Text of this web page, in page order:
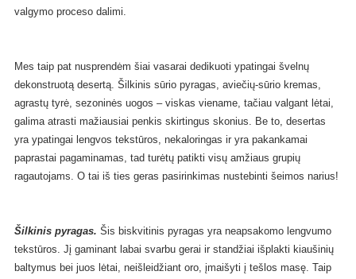
valgymo proceso dalimi.
Mes taip pat nusprendėm šiai vasarai dedikuoti ypatingai švelnų
dekonstruotą desertą. Šilkinis sūrio pyragas, aviečių-sūrio kremas,
agrastų tyrė, sezoninės uogos – viskas viename, tačiau valgant lėtai,
galima atrasti mažiausiai penkis skirtingus skonius. Be to, desertas
yra ypatingai lengvos tekstūros, nekaloringas ir yra pakankamai
paprastai pagaminamas, tad turėtų patikti visų amžiaus grupių
ragautojams. O tai iš ties geras pasirinkimas nustebinti šeimos narius!
Šilkinis pyragas. Šis biskvitinis pyragas yra neapsakomo lengvumo
tekstūros. Jį gaminant labai svarbu gerai ir standžiai išplakti kiaušinių
baltymus bei juos lėtai, neišleidžiant oro, įmaišyti į tešlos masę. Taip